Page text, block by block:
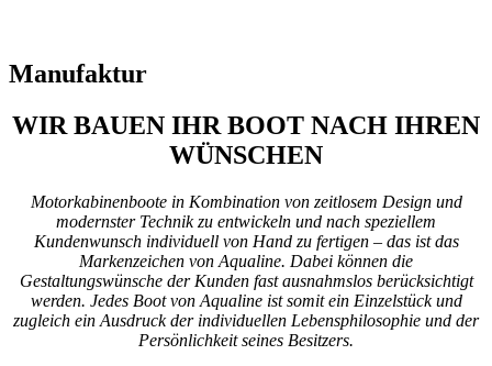
Manufaktur
WIR BAUEN IHR BOOT NACH IHREN
WÜNSCHEN
Motorkabinenboote in Kombination von zeitlosem Design und
modernster Technik zu entwickeln und nach speziellem
Kundenwunsch individuell von Hand zu fertigen – das ist das
Markenzeichen von Aqualine. Dabei können die
Gestaltungswünsche der Kunden fast ausnahmslos berücksichtigt
werden. Jedes Boot von Aqualine ist somit ein Einzelstück und
zugleich ein Ausdruck der individuellen Lebensphilosophie und der
Persönlichkeit seines Besitzers.